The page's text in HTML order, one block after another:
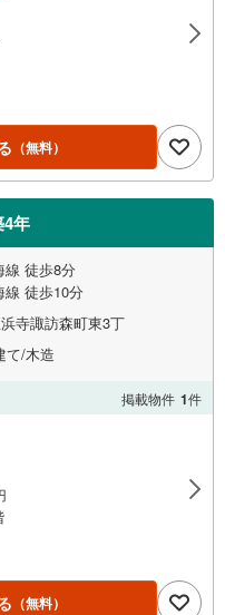
（無料）
年
徒歩8分
徒歩10分
寺諏訪森町東3丁
て/木造
掲載物件 1件
（無料）